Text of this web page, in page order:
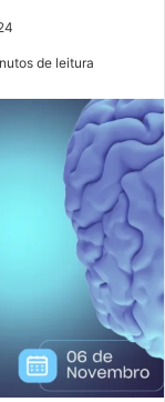
de leitura